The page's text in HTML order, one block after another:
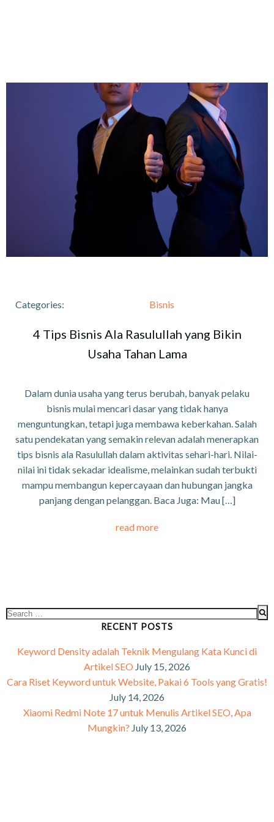
Categories: Bisnis
4 Tips Bisnis Ala Rasulullah yang Bikin
Usaha Tahan Lama
Dalam dunia usaha yang terus berubah, banyak pelaku
bisnis mulai mencari dasar yang tidak hanya
menguntungkan, tetapi juga membawa keberkahan. Salah
satu pendekatan yang semakin relevan adalah menerapkan
tips bisnis ala Rasulullah dalam aktivitas sehari-hari. Nilai-
nilai ini tidak sekadar idealisme, melainkan sudah terbukti
mampu membangun kepercayaan dan hubungan jangka
panjang dengan pelanggan. Baca Juga: Mau […]
read more
RECENT POSTS
Keyword Density adalah Teknik Mengulang Kata Kunci di
Artikel SEO July 15, 2026
Cara Riset Keyword untuk Website, Pakai 6 Tools yang Gratis!
July 14, 2026
Xiaomi Redmi Note 17 untuk Menulis Artikel SEO, Apa
Mungkin? July 13, 2026